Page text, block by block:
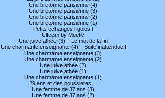
Une bretonne parisienne (4)
Une bretonne parisienne (3)
Une bretonne parisienne (2)
Une bretonne parisienne (1)
Petits échanges rigolos !
Ulteem by Meetic
Une juive athée (3) – Le mot de la fin
Une charmante enseignante (4) – Suite inattendue !
Une charmante enseignante (3)
Une charmante enseignante (2)
Une juive athée (2)
Une juive athée (1)
Une charmante enseignante (1)
29 ans et des poussières…
Une femme de 37 ans (3)
Une femme de 37 ans (2)